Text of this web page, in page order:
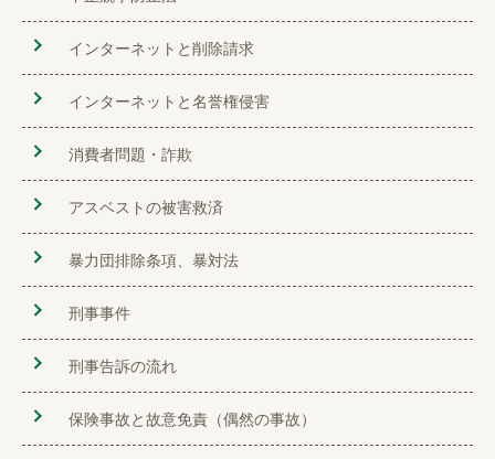
インターネットと削除請求
インターネットと名誉権侵害
消費者問題・詐欺
アスベストの被害救済
暴力団排除条項、暴対法
刑事事件
刑事告訴の流れ
保険事故と故意免責（偶然の事故）